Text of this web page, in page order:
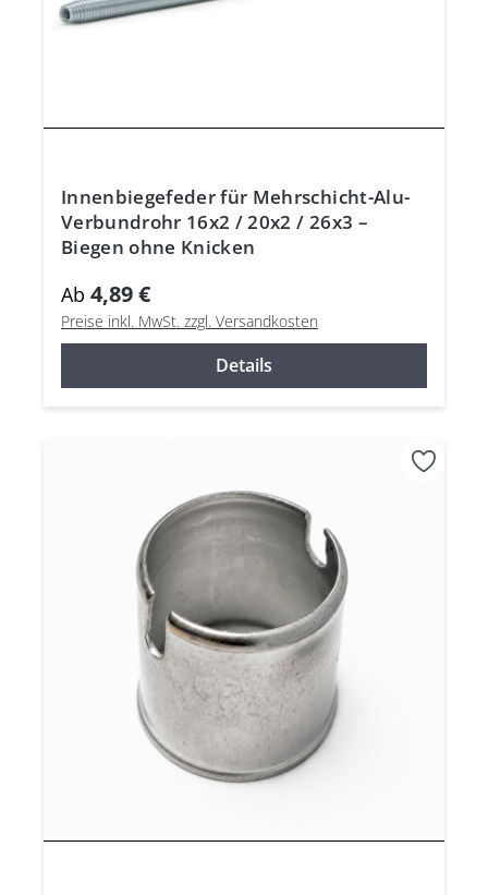
Innenbiegefeder für Mehrschicht-Alu-
Verbundrohr 16x2 / 20x2 / 26x3 –
Biegen ohne Knicken
Ab 4,89 €
Preise inkl. MwSt. zzgl. Versandkosten
Details